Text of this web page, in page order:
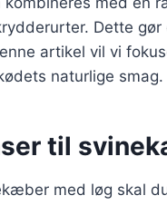
Dette
artikel vil vi
naturlige smag.
til
med løg skal